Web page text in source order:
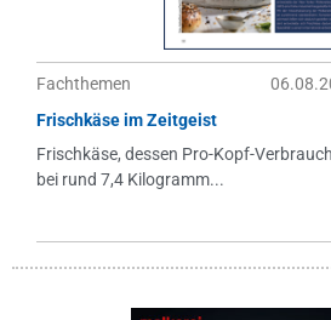
Fachthemen
Frischkäse im Zeitgeist
Frischkäse, dessen Pro-Kopf-
bei rund 7,4 Kilogramm...